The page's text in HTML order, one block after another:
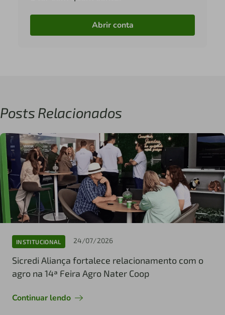
Abrir conta
Posts Relacionados
INSTITUCIONAL 24/07/2026
Sicredi Aliança fortalece relacionamento com o
agro na 14ª Feira Agro Nater Coop
Continuar lendo